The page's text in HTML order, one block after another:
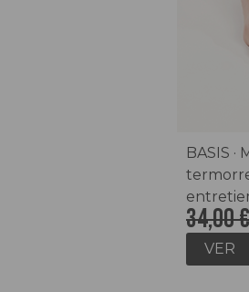
BASIS ·
34,00€
VER